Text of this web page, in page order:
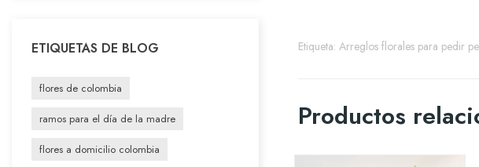
ETIQUETAS DE BLOG
flores de colombia
ramos para el día de la madre
flores a domicilio colombia
Etiqueta: Arreglos florales para pedir
Productos